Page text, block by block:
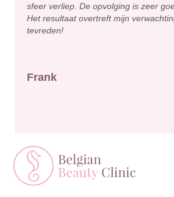
sfeer verliep. De opvolging is zeer
Het resultaat overtreft mijn
tevreden!
Frank